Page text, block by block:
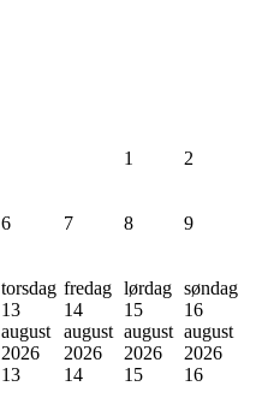
1 2
6 7 8 9
torsdag
13
august
2026
13
fredag
14
august
2026
14
lørdag
15
august
2026
15
søndag
16
august
2026
16